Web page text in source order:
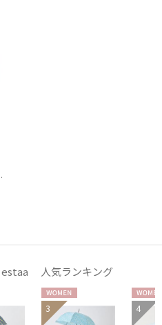
傘 ジャンプ式
estaa 人気ランキング
WOME
N
3
N
4